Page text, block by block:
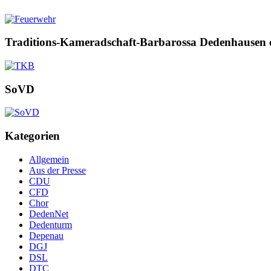
Traditions-Kameradschaft-Barbarossa Dedenhausen
SoVD
Kategorien
Allgemein
Aus der Presse
CDU
CFD
Chor
DedenNet
Dedenturm
Depenau
DGJ
DSL
DTC